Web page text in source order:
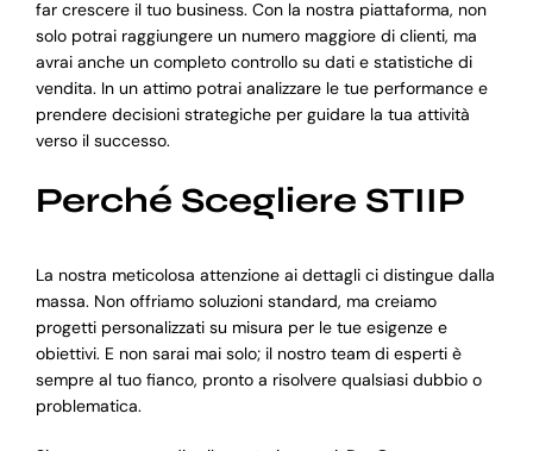
far crescere il tuo business. Con la nostra piattaforma, non
solo potrai raggiungere un numero maggiore di clienti, ma
avrai anche un completo controllo su dati e statistiche di
vendita. In un attimo potrai analizzare le tue performance e
prendere decisioni strategiche per guidare la tua attività
verso il successo.
Perché Scegliere STIIP
La nostra meticolosa attenzione ai dettagli ci distingue dalla
massa. Non offriamo soluzioni standard, ma creiamo
progetti personalizzati su misura per le tue esigenze e
obiettivi. E non sarai mai solo; il nostro team di esperti è
sempre al tuo fianco, pronto a risolvere qualsiasi dubbio o
problematica.